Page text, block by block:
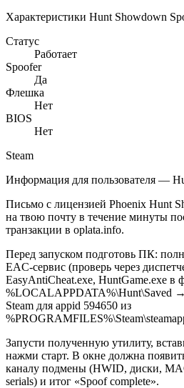
Характеристики Hunt Showdown
Статус
Работает
Spoofer
Да
Флешка
Нет
BIOS
Нет
Steam
Информация для пользователя —
Письмо с лицензией Phoenix Hunt
на твою почту в течение минуты
транзакции в oplata.info.
Перед запуском подготовь ПК:
EAC-сервис (проверь через
EasyAntiCheat.exe, HuntGame.exe в
%LOCALAPPDATA%\Hunt\Saved
Steam для appid 594650 из
Запусти полученную утилиту,
нажми старт. В окне должна
каналу подмены (HWID, диски,
serials) и итог «Spoof complete».